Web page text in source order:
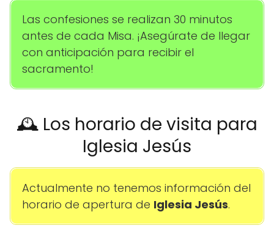
Las confesiones se realizan 30 minutos
antes de cada Misa. ¡Asegúrate de llegar
con anticipación para recibir el
sacramento!
🕰️ Los horario de visita para
Iglesia Jesús
Actualmente no tenemos información del
horario de apertura de Iglesia Jesús.